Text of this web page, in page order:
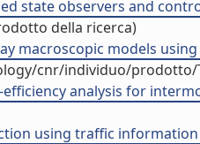
state observers and
della ricerca)
macroscopic models
cnr/individuo/prodotto/
analysis for
using traffic